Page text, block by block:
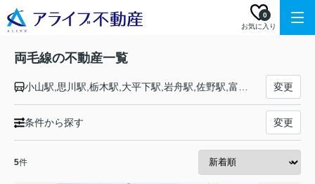
お気に入り
0
両毛線の不動産一覧
変更
条件から探す 変更
5件